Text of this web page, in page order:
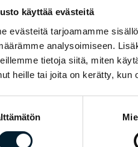
käyttää evästeitä
evästeitä tarjoamamme
analysoimiseen.
tietoja siitä, miten
heille tai joita on kerätty, kun
Tutkimustulosten
Portaalin käytössä
läpi ja esitetään
Tuloksista